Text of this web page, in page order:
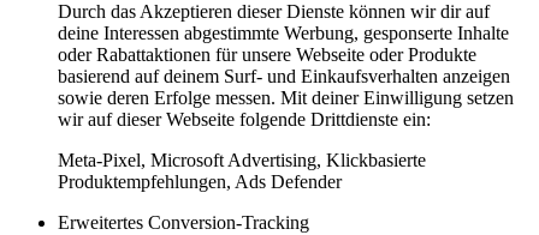
Durch das Akzeptieren dieser Dienste können wir dir auf
deine Interessen abgestimmte Werbung, gesponserte Inhalte
oder Rabattaktionen für unsere Webseite oder Produkte
basierend auf deinem Surf- und Einkaufsverhalten anzeigen
sowie deren Erfolge messen. Mit deiner Einwilligung setzen
wir auf dieser Webseite folgende Drittdienste ein:
Meta-Pixel, Microsoft Advertising, Klickbasierte
Produktempfehlungen, Ads Defender
Erweitertes Conversion-Tracking